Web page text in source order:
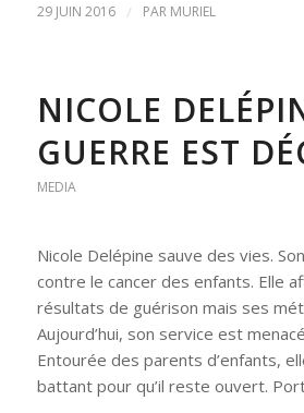
29 JUIN 2016 / PAR MURIEL
NICOLE
GUERRE EST
MEDIA
Nicole Delépine sauve des vies.
contre le cancer des enfants. Elle
résultats de guérison mais ses
Aujourd’hui, son service est
Entourée des parents d’enfants,
battant pour qu’il reste ouvert.